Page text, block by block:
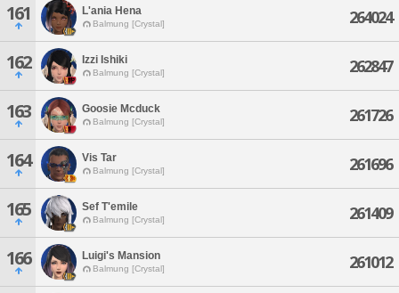
161 L'ania Hena
Balmung [Crystal] 264024
162 Izzi Ishiki
Balmung [Crystal] 262847
163 Goosie Mcduck
Balmung [Crystal] 261726
164 Vis Tar
Balmung [Crystal] 261696
165 Sef T'emile
Balmung [Crystal] 261409
166 Luigi's Mansion
Balmung [Crystal] 261012